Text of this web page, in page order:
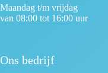
Maandag t/m vrijdag
van 08:00 tot 16:00 uur
Ons bedrijf